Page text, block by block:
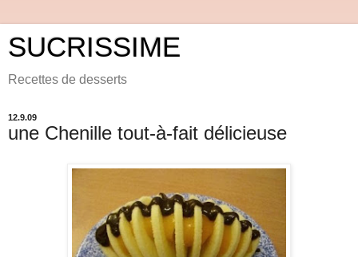
SUCRISSIME
Recettes de desserts
12.9.09
une Chenille tout-à-fait délicieuse